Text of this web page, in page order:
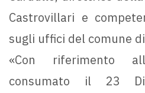
Castrovillari e
sugli uffici del comune
«Con riferimento
consumato il 23